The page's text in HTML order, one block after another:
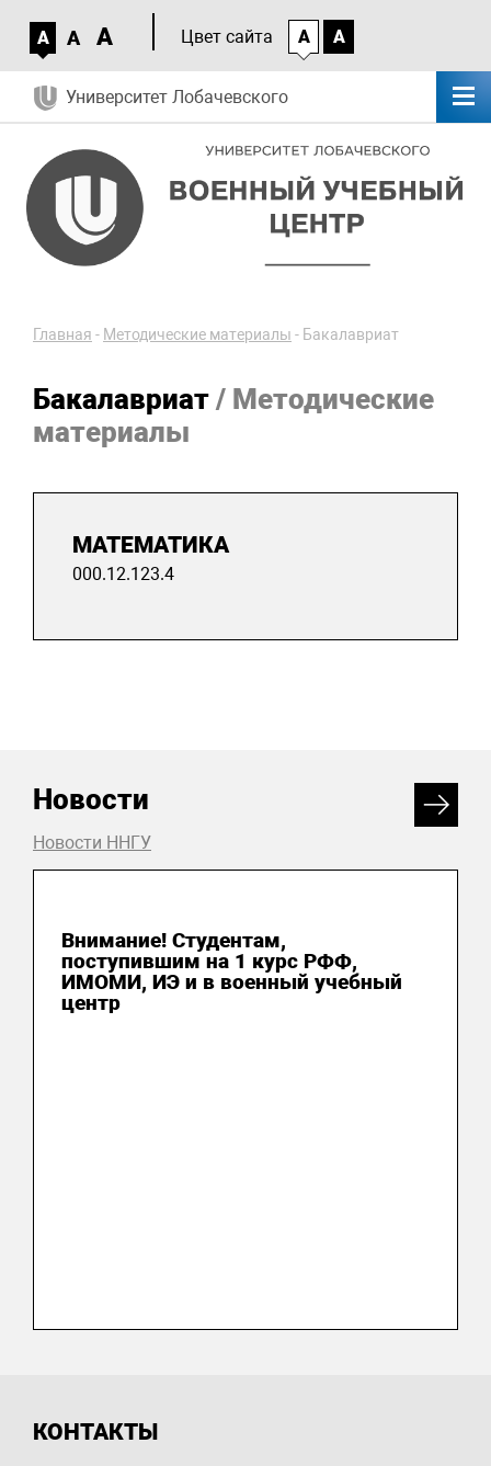
A A A Цвет сайта A A
Университет Лобачевского
Главная - Методические материалы - Бакалавриат
Бакалавриат / Методические
материалы
МАТЕМАТИКА
000.12.123.4
Новости
Новости ННГУ
Внимание! Студентам,
поступившим на 1 курс РФФ,
ИМОМИ, ИЭ и в военный учебный
центр
КОНТАКТЫ